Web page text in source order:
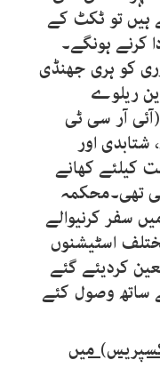
ہیں تو ٹکٹ کے
مزید ادا کرنے ہونگے۔
نریندر مودی 15فروری کو ہری جھنڈی
ریلوے
آر سی ٹی
شتابدی اور
کیلئے کھانے
تھی۔محکمہ
نے بتایا کہ ٹرین- 18میں سفر کرنیوالے
اسٹیشنوں
کردیئے گئے
وصول کئے
ایکسپریس) میں